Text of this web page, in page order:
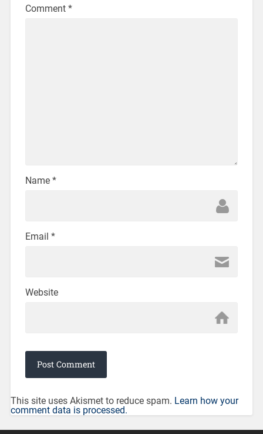
Comment *
Name *
Email *
Website
This site uses Akismet to reduce spam. Learn how your
comment data is processed.